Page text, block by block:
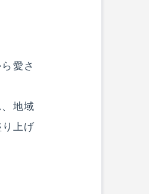
愛さ
地域
上げ